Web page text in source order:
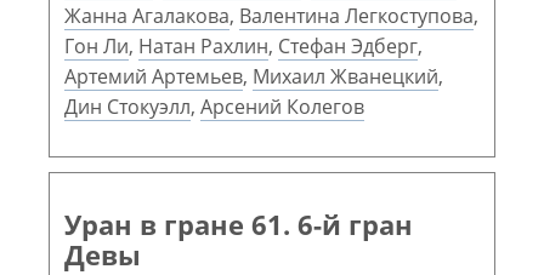
Жанна Агалакова, Валентина Легкоступова,
Гон Ли, Натан Рахлин, Стефан Эдберг,
Артемий Артемьев, Михаил Жванецкий,
Дин Стокуэлл, Арсений Колегов
Уран в гране 61. 6-й гран
Девы